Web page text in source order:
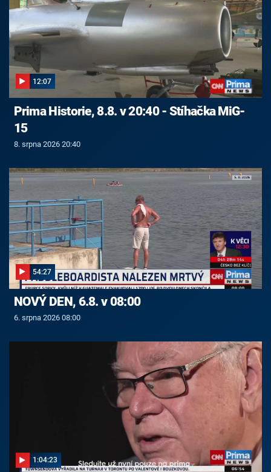
12:07
Prima Historie, 8.8. v 20:40 - Stíhačka MiG-
15
8. srpna 2026 20:40
54:27
NOVÝ DEN, 6.8. v 08:00
6. srpna 2026 08:00
1:04:23